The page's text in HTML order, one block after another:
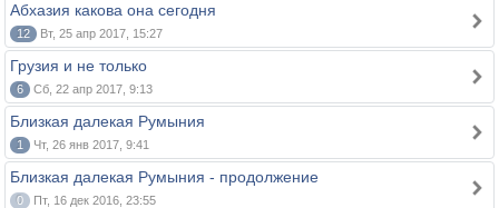
Абхазия какова она сегодня
12 Вт, 25 апр 2017, 15:27
Грузия и не только
6 Сб, 22 апр 2017, 9:13
Близкая далекая Румыния
1 Чт, 26 янв 2017, 9:41
Близкая далекая Румыния - продолжение
0 Пт, 16 дек 2016, 23:55